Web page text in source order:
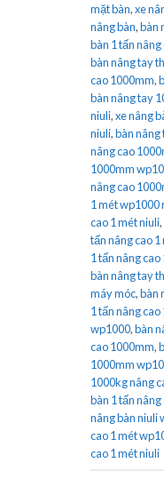
mặt bàn,xe
nâng bàn,bàn
bàn 1 tấn
bàn nâng tay
cao 1000mm,
bàn nâng tay
niuli,xe nâng
niuli,bàn nâng
nâng cao
1000mm
nâng cao
1 mét wp1000
cao 1 mét niuli,
tấn nâng cao 1
1 tấn nâng
bàn nâng tay
máy móc,bàn
1 tấn nâng
wp1000,bàn
cao 1000mm,
1000mm
1000kg nâng
bàn 1 tấn
nâng bàn niuli
cao 1 mét
cao 1 mét niuli